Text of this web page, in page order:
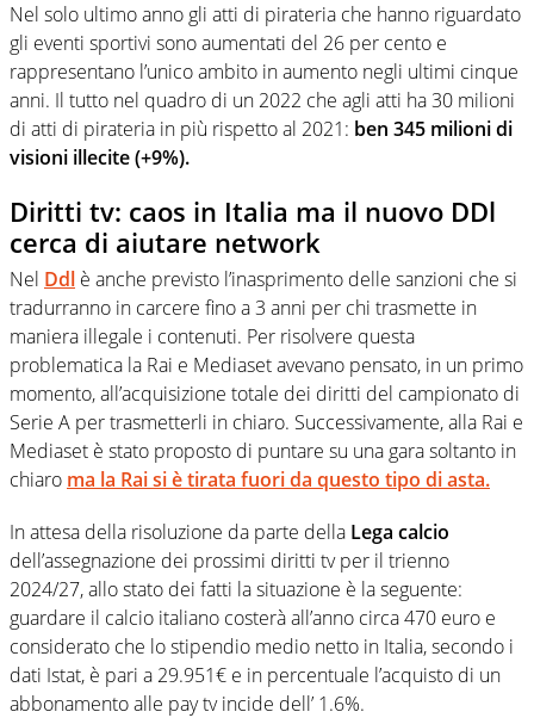
Nel solo ultimo anno gli atti di pirateria che hanno riguardato
gli eventi sportivi sono aumentati del 26 per cento e
rappresentano l’unico ambito in aumento negli ultimi cinque
anni. Il tutto nel quadro di un 2022 che agli atti ha 30 milioni
di atti di pirateria in più rispetto al 2021: ben 345 milioni di
visioni illecite (+9%).
Diritti tv: caos in Italia ma il nuovo DDl
cerca di aiutare network
Nel Ddl è anche previsto l’inasprimento delle sanzioni che si
tradurranno in carcere fino a 3 anni per chi trasmette in
maniera illegale i contenuti. Per risolvere questa
problematica la Rai e Mediaset avevano pensato, in un primo
momento, all’acquisizione totale dei diritti del campionato di
Serie A per trasmetterli in chiaro. Successivamente, alla Rai e
Mediaset è stato proposto di puntare su una gara soltanto in
chiaro ma la Rai si è tirata fuori da questo tipo di asta.
In attesa della risoluzione da parte della Lega calcio
dell’assegnazione dei prossimi diritti tv per il trienno
2024/27, allo stato dei fatti la situazione è la seguente:
guardare il calcio italiano costerà all’anno circa 470 euro e
considerato che lo stipendio medio netto in Italia, secondo i
dati Istat, è pari a 29.951€ e in percentuale l’acquisto di un
abbonamento alle pay tv incide dell’ 1.6%.